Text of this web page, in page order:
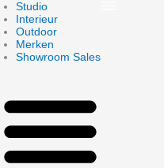
Skip
to
content
Studio
Interieur
Outdoor
Merken
Showroom Sales